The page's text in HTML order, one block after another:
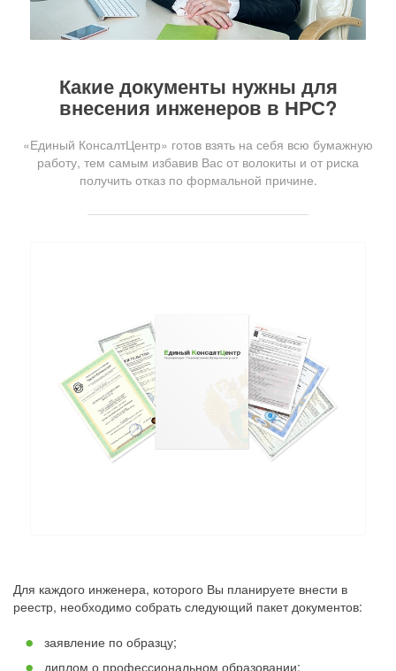
Какие документы нужны для
внесения инженеров в НРС?
«Единый КонсалтЦентр» готов взять на себя всю бумажную
работу, тем самым избавив Вас от волокиты и от риска
получить отказ по формальной причине.
Для каждого инженера, которого Вы планируете внести в
реестр, необходимо собрать следующий пакет документов:
заявление по образцу;
диплом о профессиональном образовании;